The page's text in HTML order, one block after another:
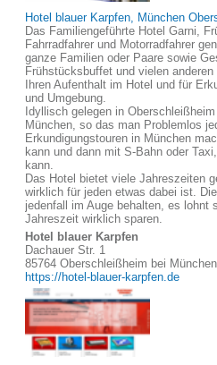
Hotel blauer Karpfen, München
Das Familiengeführte Hotel Garni,
Fahrradfahrer und Motorradfahrer
ganze Familien oder Paare sowie
Frühstücksbuffet und vielen
Ihren Aufenthalt im Hotel und für
und Umgebung.
Idyllisch gelegen in
München, so das man Problemlos
Erkundigungstouren in München
kann und dann mit S-Bahn oder
kann.
Das Hotel bietet viele Jahreszeiten
wirklich für jeden etwas dabei ist.
jedenfall im Auge behalten, es lohnt
Jahreszeit wirklich sparen.
Hotel blauer Karpfen
Dachauer Str. 1
85764 Oberschleißheim bei München
https://hotel-blauer-karpfen.de